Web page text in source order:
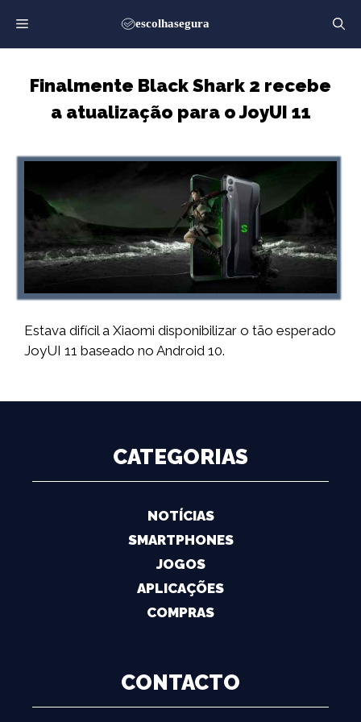
para
o
Finalmente Black Shark 2 recebe
a atualização para o JoyUI 11
Estava difícil a Xiaomi disponibilizar o tão esperado
JoyUI 11 baseado no Android 10.
CATEGORIAS
NOTÍCIAS
SMARTPHONES
JOGOS
APLICAÇÕES
COMPRAS
CONTACTO